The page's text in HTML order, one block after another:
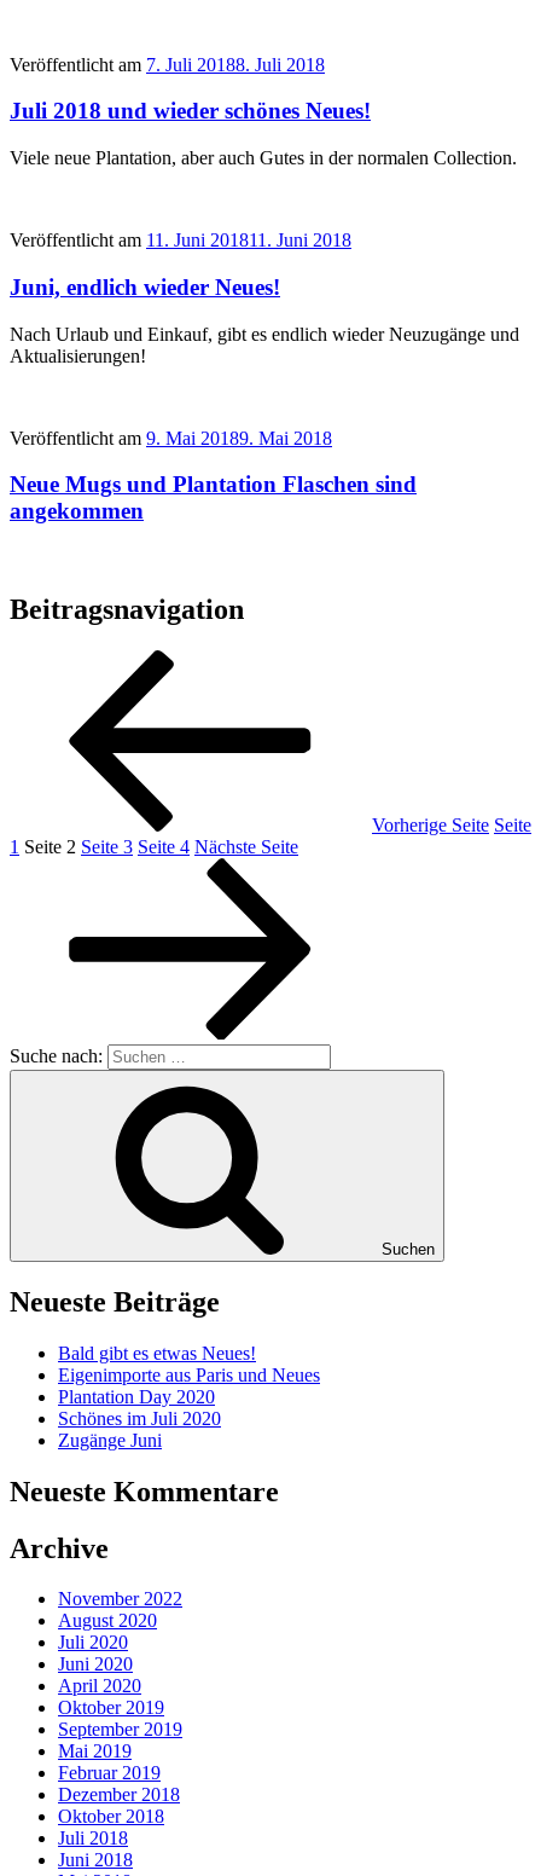
Veröffentlicht am 7. Juli 20188. Juli 2018
Juli 2018 und wieder schönes Neues!
Viele neue Plantation, aber auch Gutes in der normalen Collection.
Veröffentlicht am 11. Juni 201811. Juni 2018
Juni, endlich wieder Neues!
Nach Urlaub und Einkauf, gibt es endlich wieder Neuzugänge und
Aktualisierungen!
Veröffentlicht am 9. Mai 20189. Mai 2018
Neue Mugs und Plantation Flaschen sind
angekommen
Beitragsnavigation
Vorherige Seite Seite
1 Seite 2 Seite 3 Seite 4 Nächste Seite
Suche nach:
Suchen
Neueste Beiträge
Bald gibt es etwas Neues!
Eigenimporte aus Paris und Neues
Plantation Day 2020
Schönes im Juli 2020
Zugänge Juni
Neueste Kommentare
Archive
November 2022
August 2020
Juli 2020
Juni 2020
April 2020
Oktober 2019
September 2019
Mai 2019
Februar 2019
Dezember 2018
Oktober 2018
Juli 2018
Juni 2018